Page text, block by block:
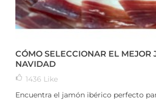
CÓMO SELECCIONAR EL MEJOR
NAVIDAD
1436 Like
Encuentra el jamón ibérico perfecto